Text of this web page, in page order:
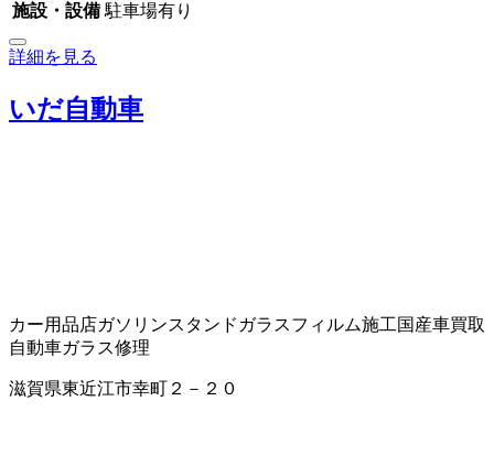
施設・設備 駐車場有り
詳細を見る
いだ自動車
カー用品店ガソリンスタンド ガラスフィルム施工国産車買取
自動車ガラス修理
滋賀県東近江市幸町２－２０